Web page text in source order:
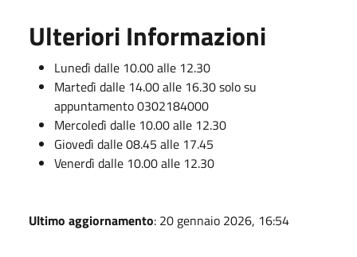
Ulteriori Informazioni
Lunedì dalle 10.00 alle 12.30
Martedì dalle 14.00 alle 16.30 solo su
appuntamento 0302184000
Mercoledì dalle 10.00 alle 12.30
Giovedì dalle 08.45 alle 17.45
Venerdì dalle 10.00 alle 12.30
Ultimo aggiornamento: 20 gennaio 2026, 16:54